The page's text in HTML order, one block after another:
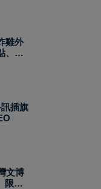
雞外
、飲
插旗
文博
限定